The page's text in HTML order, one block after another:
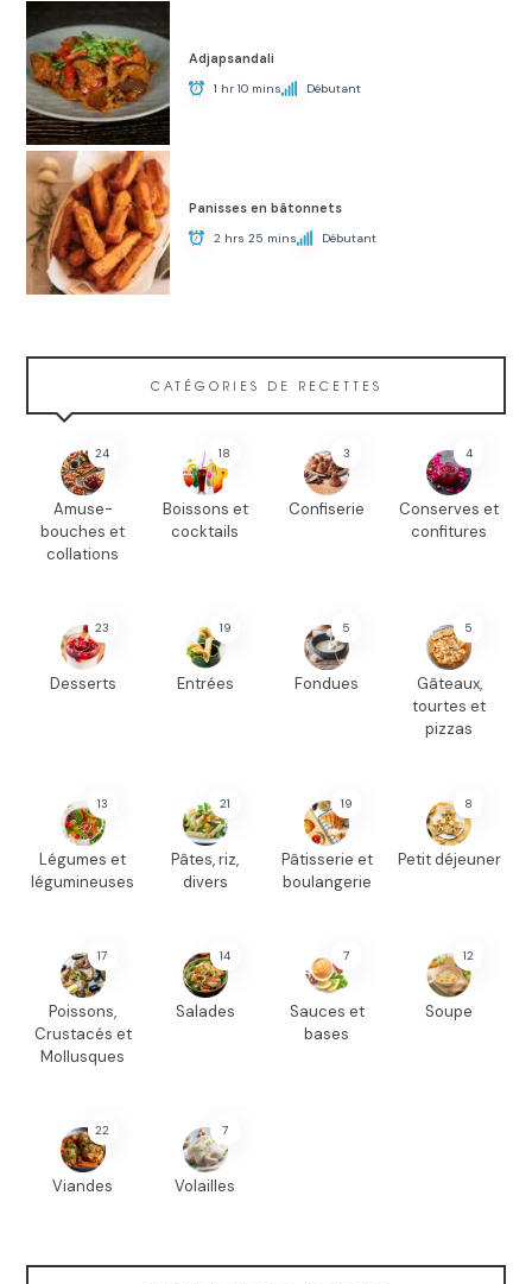
Adjapsandali
1 hr 10 mins Débutant
Panisses en bâtonnets
2 hrs 25 mins Débutant
CATÉGORIES DE RECETTES
24
Amuse-
bouches et
collations
18
Boissons et
cocktails
3
Confiserie
4
Conserves et
confitures
23
Desserts
19
Entrées
5
Fondues
5
Gâteaux,
tourtes et
pizzas
13
Légumes et
légumineuses
21
Pâtes, riz,
divers
19
Pâtisserie et
boulangerie
8
Petit déjeuner
17
Poissons,
Crustacés et
Mollusques
14
Salades
7
Sauces et
bases
12
Soupe
22
Viandes
7
Volailles